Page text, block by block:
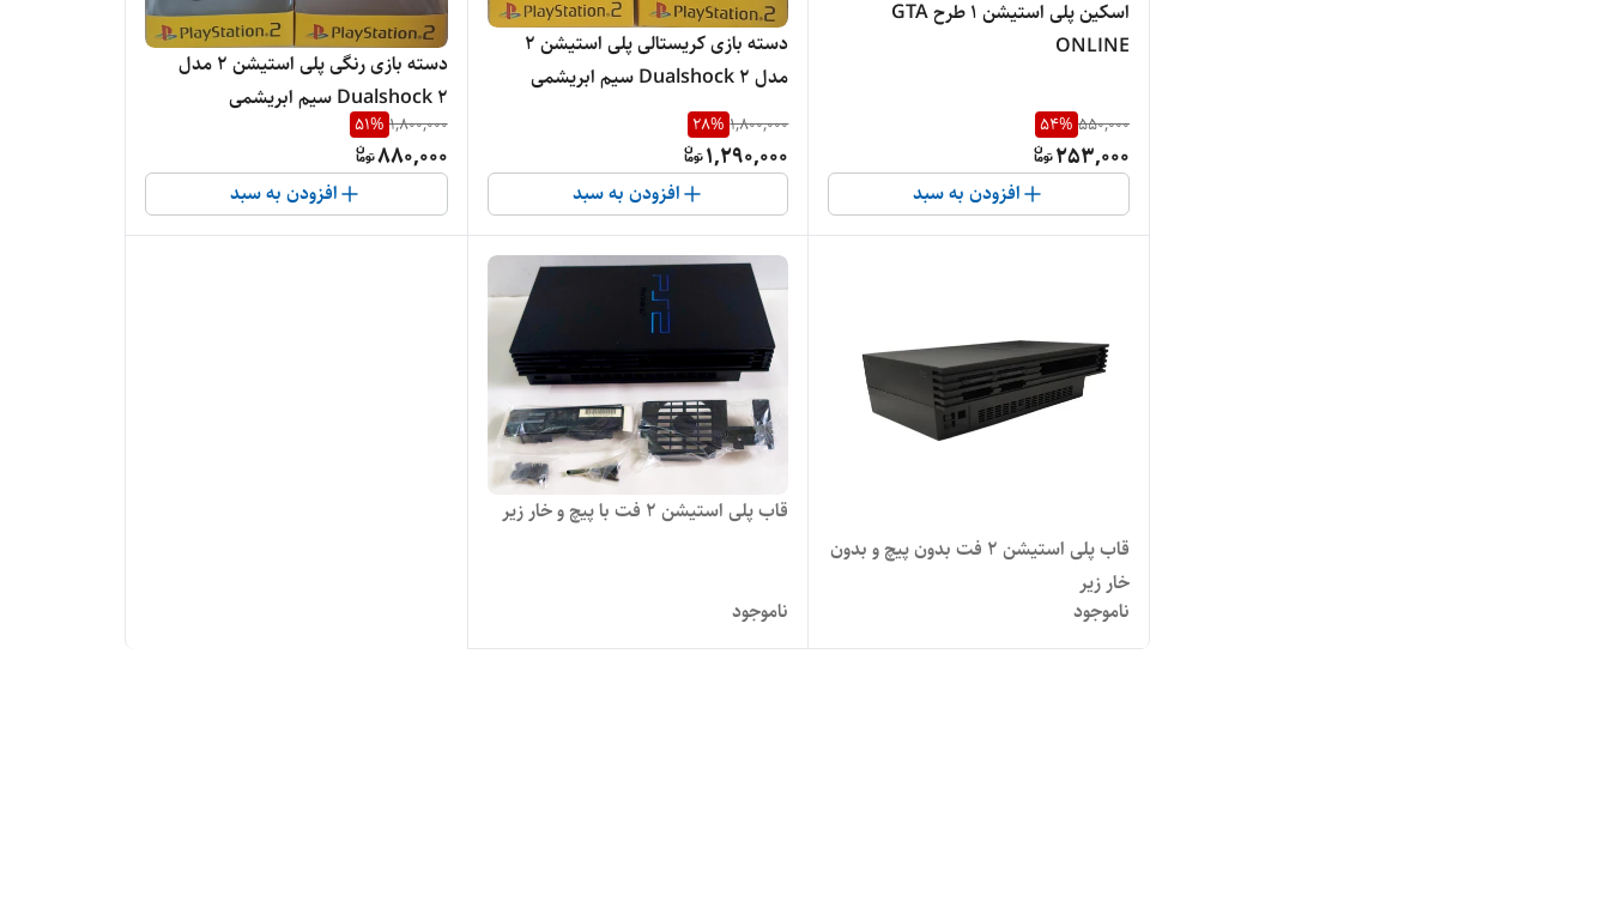
اسکین پلی استیشن 1 طرح GTA
ONLINE
550,000
54%
253,000
افزودن به سبد
دسته بازی کریستالی پلی استیشن 2
مدل Dualshock 2 سیم ابریشمی
1,800,000
28%
1,290,000
افزودن به سبد
دسته بازی رنگی پلی استیشن 2 مدل
Dualshock 2 سیم ابریشمی
1,800,000
51%
880,000
افزودن به سبد
قاب پلی استیشن 2 فت بدون پیچ و بدون
خار زیر
ناموجود
قاب پلی استیشن 2 فت با پیچ و خار زیر
ناموجود